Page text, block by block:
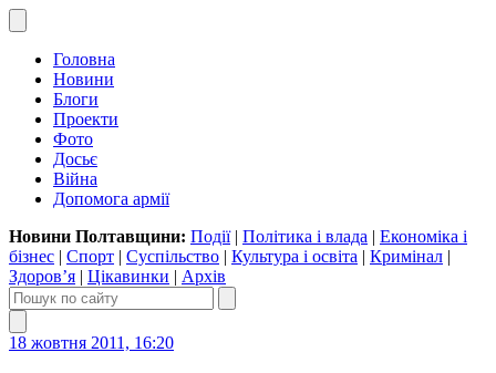
Головна
Новини
Блоги
Проекти
Фото
Досьє
Війна
Допомога армії
Новини Полтавщини: Події| Політика і влада | Економіка і
бізнес | Спорт | Суспільство | Культура і освіта | Кримінал |
Здоров’я | Цікавинки | Архів
18 жовтня 2011, 16:20